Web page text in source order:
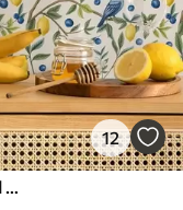
12
Oiseaux bleus, citrons et baies sur fond blanc